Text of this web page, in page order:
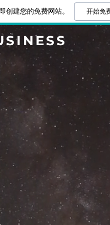
创建您的免费网站。 开始免